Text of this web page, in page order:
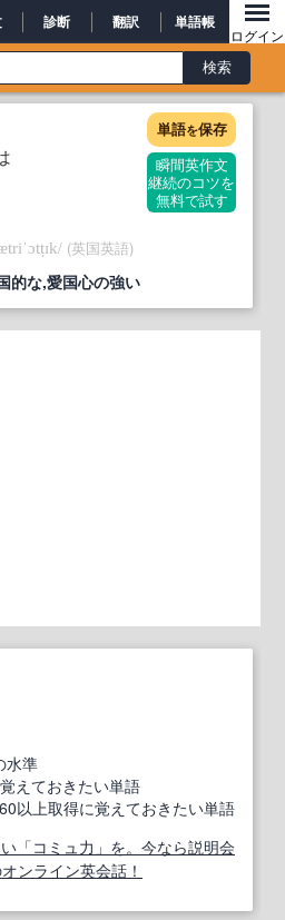
診断 翻訳 単語帳
ログイン
単語を保存
瞬間英作文
継続のコツを
無料で試す
/ (英国英語)
的な,愛国心の強い
水準
えておきたい単語
以上取得に覚えておきたい単語
「コミュ力」を。今なら説明会
ンライン英会話！